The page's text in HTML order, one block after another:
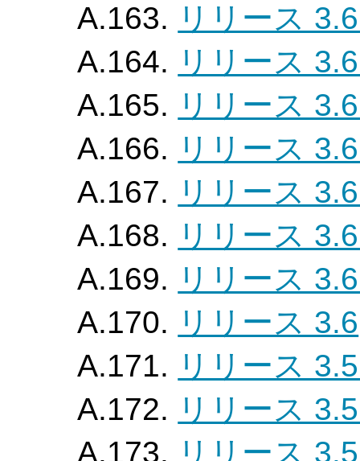
A.163. リリース
A.164. リリース
A.165. リリース
A.166. リリース
A.167. リリース
A.168. リリース
A.169. リリース
A.170. リリース 3.6
A.171. リリース
A.172. リリース
A.173. リリース